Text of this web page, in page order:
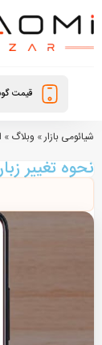
قیمت
شیائومی بازار» وبلاگ »
نحوه تغییر